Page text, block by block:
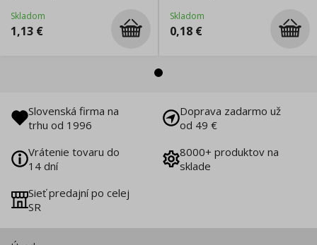
Skladom
1,13 €
Skladom
0,18 €
Slovenská firma na
trhu od 1996
Doprava zadarmo už
od 49 €
Vrátenie tovaru do
14 dní
8000+ produktov na
sklade
Sieť predajní po celej
SR